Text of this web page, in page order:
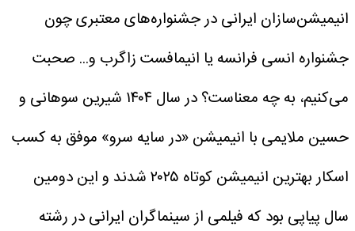
انیمیشن‌سازان ایرانی در جشنواره‌های معتبری چون
جشنواره انسی فرانسه یا انیمافست زاگرب و... صحبت
می‌کنیم، به چه معناست؟ در سال ۱۴۰۴ شیرین سوهانی و
حسین ملایمی با انیمیشن «در سایه سرو» موفق به کسب
اسکار بهترین انیمیشن کوتاه ۲۰۲۵ شدند و این دومین
سال پیاپی بود که فیلمی از سینماگران ایرانی در رشته